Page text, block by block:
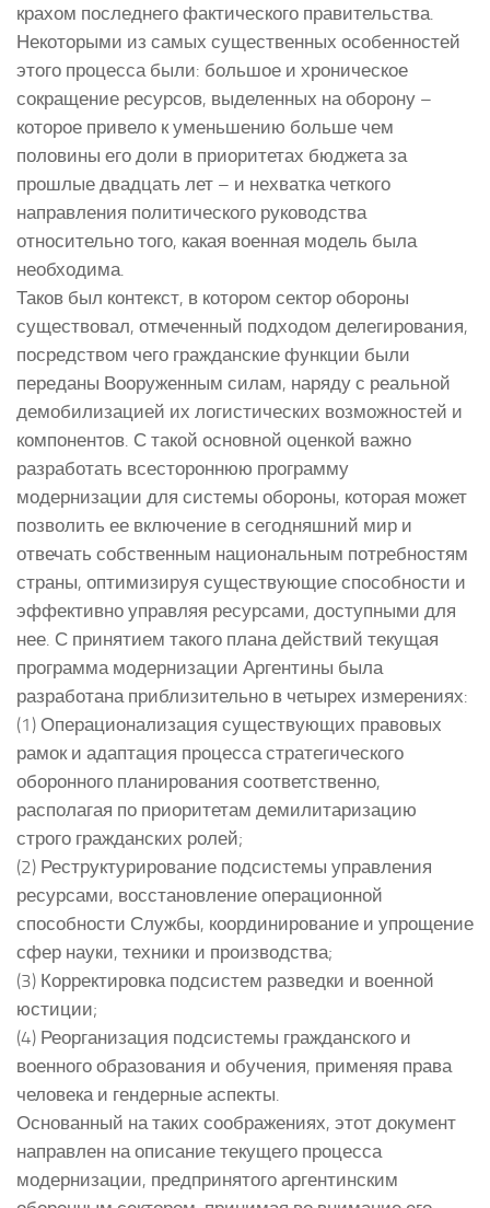
крахом последнего фактического правительства.
Некоторыми из самых существенных особенностей
этого процесса были: большое и хроническое
сокращение ресурсов, выделенных на оборону –
которое привело к уменьшению больше чем
половины его доли в приоритетах бюджета за
прошлые двадцать лет – и нехватка четкого
направления политического руководства
относительно того, какая военная модель была
необходима.
Таков был контекст, в котором сектор обороны
существовал, отмеченный подходом делегирования,
посредством чего гражданские функции были
переданы Вооруженным силам, наряду с реальной
демобилизацией их логистических возможностей и
компонентов. С такой основной оценкой важно
разработать всестороннюю программу
модернизации для системы обороны, которая может
позволить ее включение в сегодняшний мир и
отвечать собственным национальным потребностям
страны, оптимизируя существующие способности и
эффективно управляя ресурсами, доступными для
нее. С принятием такого плана действий текущая
программа модернизации Аргентины была
разработана приблизительно в четырех измерениях:
(1) Операционализация существующих правовых
рамок и адаптация процесса стратегического
оборонного планирования соответственно,
располагая по приоритетам демилитаризацию
строго гражданских ролей;
(2) Реструктурирование подсистемы управления
ресурсами, восстановление операционной
способности Службы, координирование и упрощение
сфер науки, техники и производства;
(3) Корректировка подсистем разведки и военной
юстиции;
(4) Реорганизация подсистемы гражданского и
военного образования и обучения, применяя права
человека и гендерные аспекты.
Основанный на таких соображениях, этот документ
направлен на описание текущего процесса
модернизации, предпринятого аргентинским